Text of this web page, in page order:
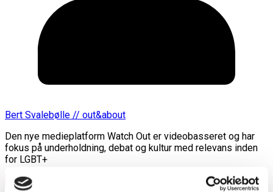
Bert Svalebølle // out&about
Den nye medieplatform Watch Out er videobasseret og har
fokus på underholdning, debat og kultur med relevans inden
for LGBT+
Læs mere